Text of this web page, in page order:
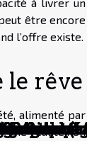
être encore
l’offre existe.
le rêve
alimenté par
une réalité : on
?et en
de de
pays ?